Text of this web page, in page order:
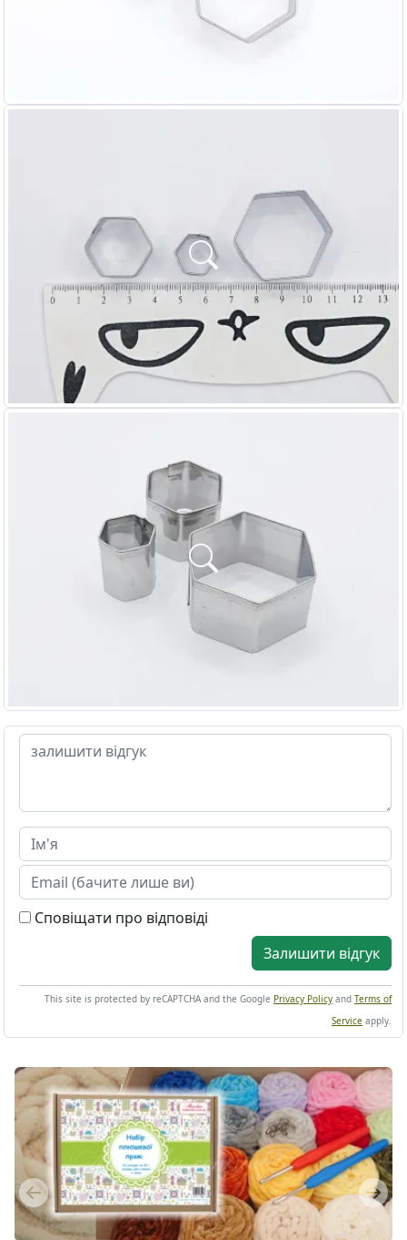
Сповіщати про відповіді
Залишити відгук
This site is protected by reCAPTCHA and the Google Privacy Policy and Terms of
Service apply.
Previous Next